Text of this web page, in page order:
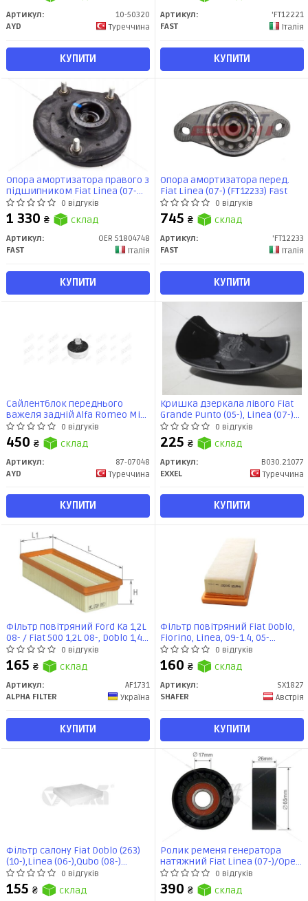
Артикул:
10-50320
AYD
Туреччина
КУПИТИ
Артикул:
'FT12221
FAST
Італія
КУПИТИ
Опора амортизатора правого з
підшипником Fiat Linea (07-
17), Fiorino (07-) (всередині
оригінал) (OER 51804748) Fast
0 відгуків
1 330 ₴ склад
Артикул:
OER 51804748
FAST
Італія
КУПИТИ
Опора амортизатора перед.
Fiat Linea (07-) (FT12233) Fast
0 відгуків
745 ₴ склад
Артикул:
'FT12233
FAST
Італія
КУПИТИ
Сайлентблок переднього
важеля задній Alfa Romeo MiTo
/ Citroen Nemo (08) / Fiat Punto,
Linea (05) / Peugeot Bipper (08)
(87-07048) AYD
0 відгуків
450 ₴ склад
Артикул:
87-07048
AYD
Туреччина
КУПИТИ
Кришка дзеркала лівого Fiat
Grande Punto (05-), Linea (07-)
(без повторювача) (B030.21077)
EXXEL
0 відгуків
225 ₴ склад
Артикул:
B030.21077
EXXEL
Туреччина
КУПИТИ
Фільтр повітряний Ford Ka 1,2L
08- / Fiat 500 1,2L 08-, Doblo 1,4L
00-, Linea 1,4L 07-, Panda 1,2L
03-, Punto 1,2-1,4L 05- (AF1731)
Альфа
0 відгуків
165 ₴ склад
Артикул:
AF1731
ALPHA FILTER
Україна
КУПИТИ
Фільтр повітряний Fiat Doblo,
Fiorino, Linea, 09-1.4, 05-
(SX1827) SHAFER0 відгуків
160 ₴ склад
Артикул:
SX1827
SHAFER
Австрія
КУПИТИ
Фільтр салону Fiat Doblo (263)
(10-),Linea (06-),Qubo (08-)
(89616901) vika0 відгуків
155 ₴ склад
Ролик ременя генератора
натяжний Fiat Linea (07-)/Opel
Astra J,H,Corsa C,D/CIitroen
Berlingo (08-),C3 (03-,09-),C4,C5
(FT44539) Fast
0 відгуків
390 ₴ склад